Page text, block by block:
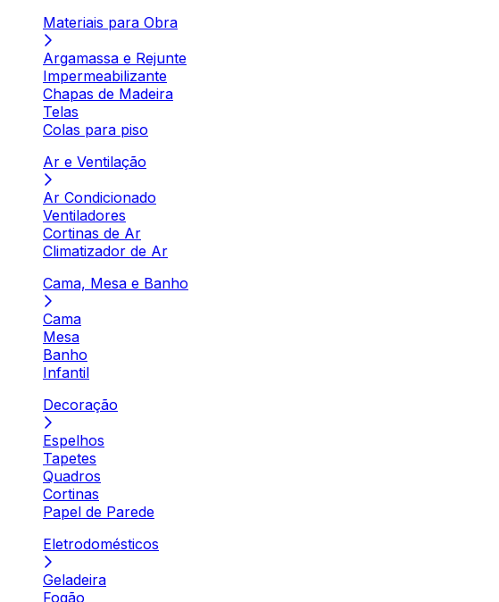
Materiais para Obra
Argamassa e Rejunte
Impermeabilizante
Chapas de Madeira
Telas
Colas para piso
Ar e Ventilação
Ar Condicionado
Ventiladores
Cortinas de Ar
Climatizador de Ar
Cama, Mesa e Banho
Cama
Mesa
Banho
Infantil
Decoração
Espelhos
Tapetes
Quadros
Cortinas
Papel de Parede
Eletrodomésticos
Geladeira
Fogão